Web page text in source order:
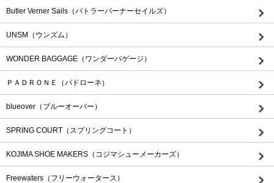
Butler Verner Sails（バトラーバーナーセイルズ）
UNSM（ウンズム）
WONDER BAGGAGE（ワンダーバゲージ）
ＰＡＤＲＯＮＥ（パドローネ）
blueover（ブルーオーバー）
SPRING COURT（スプリングコート）
KOJIMA SHOE MAKERS（コジマシューメーカーズ）
Freewaters（フリーウォータース）